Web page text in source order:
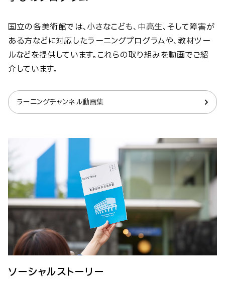
国立の各美術館では、小さなこども、中高生、そして障害が
ある方などに対応したラーニングプログラムや、教材ツー
ルなどを提供しています。これらの取り組みを動画でご紹
介しています。
ラーニングチャンネル動画集
ソーシャルストーリー